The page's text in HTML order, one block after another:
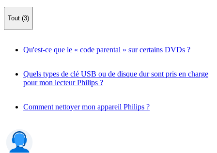
Tout (3)
Qu'est-ce que le « code parental » sur certains DVDs ?
Quels types de clé USB ou de disque dur sont pris en charge
pour mon lecteur Philips ?
Comment nettoyer mon appareil Philips ?